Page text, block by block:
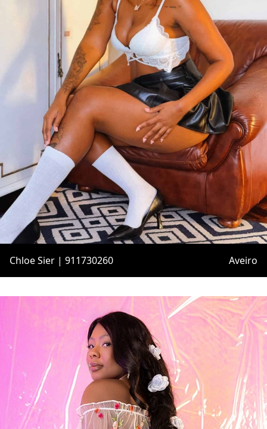
Chloe Sier | 911730260 Aveiro